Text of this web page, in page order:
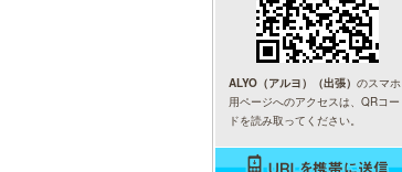
ALYO（アルヨ）（出張） のスマホ
用ページへのアクセスは、QRコー
ドを読み取ってください。